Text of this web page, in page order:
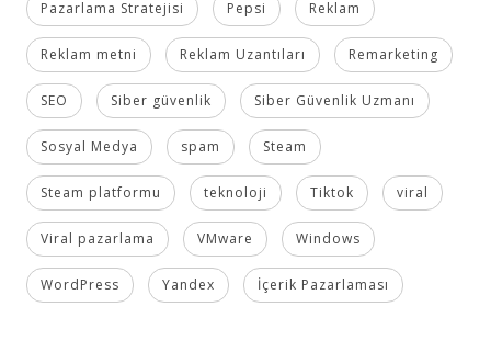
Pazarlama Stratejisi Pepsi Reklam
Reklam metni Reklam Uzantıları Remarketing
SEO Siber güvenlik Siber Güvenlik Uzmanı
Sosyal Medya spam Steam
Steam platformu teknoloji Tiktok viral
Viral pazarlama VMware Windows
WordPress Yandex İçerik Pazarlaması